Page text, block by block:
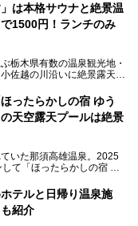
い鬼怒川温泉の渓流沿いに
も天然温泉の大浴場とサウ
ンジなど館内で楽しめるス
行やグループ旅行にもぴっ
鬼怒川観光ホテル」の魅
＆リゾーツ株式会社【P
鬼怒川観光ホテルのPR
は本格サウナと絶景温
1500円！ランチのみ
栃木県有数の温泉観光地・
佐越の川沿いに絶景露天風
風呂、天然温泉の露天風
決して大規模施設ではあり
帰りに、はたまたサウナで
地に！ぜひオススメしたい
で1人1,500円でひがな一
食べてごろごろできちゃい
ったらかしの宿 ゆう
天空露天プールは絶景
いた那須高雄温泉。2025
て「ほったらかしの宿 ゆ
静かな環境、一軒宿ゆえに
帰り入浴や素泊まりで気楽
テルと日帰り温泉施
紹介